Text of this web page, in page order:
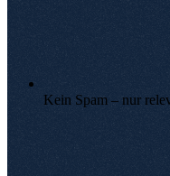
Kein Spam – nur